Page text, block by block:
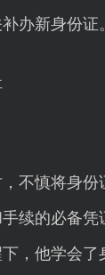
办新身份证。
不慎将身份
续的必备凭
，他学会了